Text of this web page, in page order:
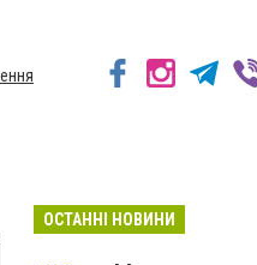
ОСТАННІ НОВИНИ